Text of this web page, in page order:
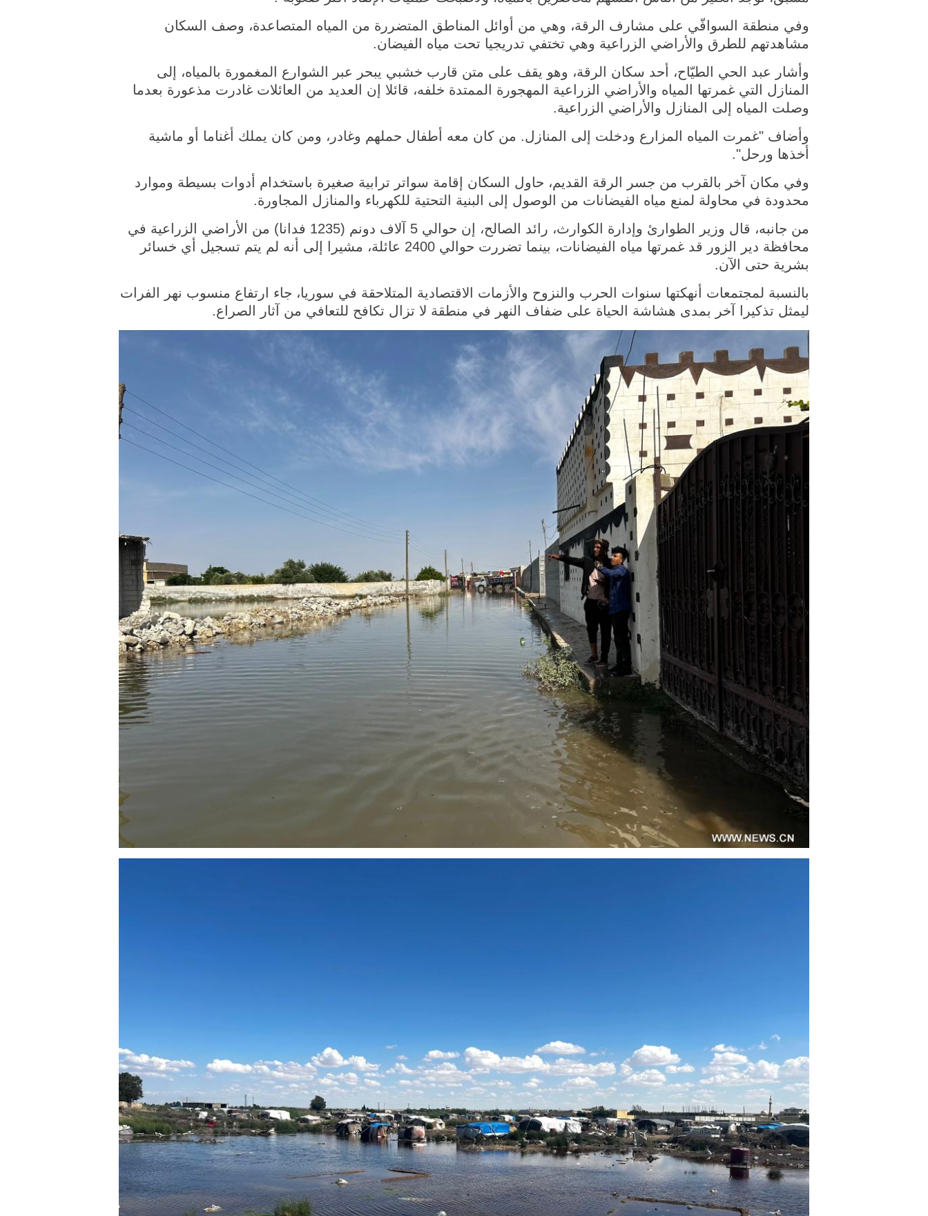
وفي منطقة السوافّي على مشارف الرقة، وهي من أوائل المناطق المتضررة من المياه المتصاعدة، وصف السكان
مشاهدتهم للطرق والأراضي الزراعية وهي تختفي تدريجيا تحت مياه الفيضان.
وأشار عبد الحي الطيّاح، أحد سكان الرقة، وهو يقف على متن قارب خشبي يبحر عبر الشوارع المغمورة بالمياه، إلى
المنازل التي غمرتها المياه والأراضي الزراعية المهجورة الممتدة خلفه، قائلا إن العديد من العائلات غادرت مذعورة بعدما
وصلت المياه إلى المنازل والأراضي الزراعية.
وأضاف "غمرت المياه المزارع ودخلت إلى المنازل. من كان معه أطفال حملهم وغادر، ومن كان يملك أغناما أو ماشية
أخذها ورحل".
وفي مكان آخر بالقرب من جسر الرقة القديم، حاول السكان إقامة سواتر ترابية صغيرة باستخدام أدوات بسيطة وموارد
محدودة في محاولة لمنع مياه الفيضانات من الوصول إلى البنية التحتية للكهرباء والمنازل المجاورة.
من جانبه، قال وزير الطوارئ وإدارة الكوارث، رائد الصالح، إن حوالي 5 آلاف دونم (1235 فدانا) من الأراضي الزراعية في
محافظة دير الزور قد غمرتها مياه الفيضانات، بينما تضررت حوالي 2400 عائلة، مشيرا إلى أنه لم يتم تسجيل أي خسائر
بشرية حتى الآن.
بالنسبة لمجتمعات أنهكتها سنوات الحرب والنزوح والأزمات الاقتصادية المتلاحقة في سوريا، جاء ارتفاع منسوب نهر الفرات
ليمثل تذكيرا آخر بمدى هشاشة الحياة على ضفاف النهر في منطقة لا تزال تكافح للتعافي من آثار الصراع.